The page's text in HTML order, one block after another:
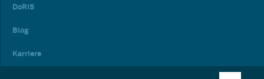
DoRIS
Blog
Karriere